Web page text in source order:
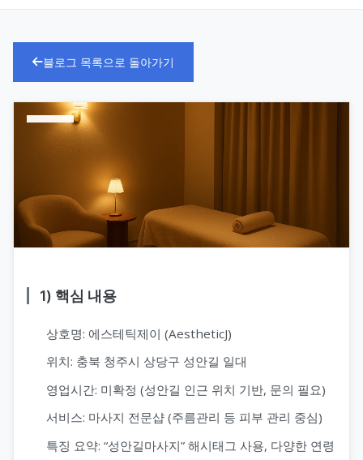
블로그 목록으로 돌아가기
1) 핵심 내용
상호명: 에스테틱제이 (AestheticJ)
위치: 충북 청주시 상당구 성안길 일대
영업시간: 미확정 (성안길 인근 위치 기반, 문의 필요)
서비스: 마사지 전문샵 (주름관리 등 피부 관리 중심)
특징 요약: “성안길마사지” 해시태그 사용, 다양한 연령